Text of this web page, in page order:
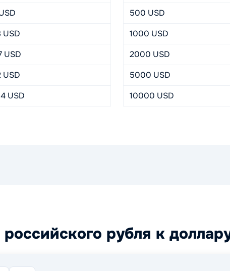
USD
USD
USD
USD
500 USD
1000 USD
2000 USD
5000 USD
10000 USD
рубля к